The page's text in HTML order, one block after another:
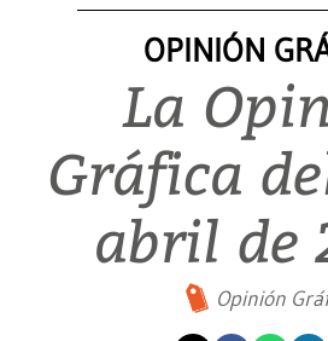
OPINIÓN
La
Gráfica
abril de
Opinión